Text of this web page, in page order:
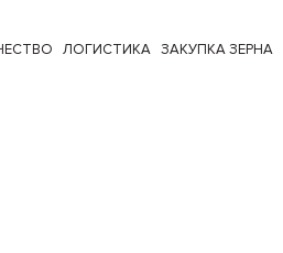
ЛОГИСТИКА ЗАКУПКА ЗЕРНА